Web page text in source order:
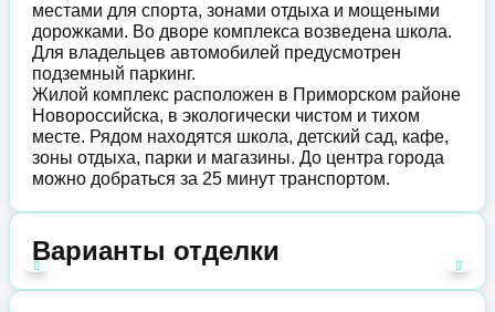
местами для спорта, зонами отдыха и мощеными
дорожками. Во дворе комплекса возведена школа.
Для владельцев автомобилей предусмотрен
подземный паркинг.
Жилой комплекс расположен в Приморском районе
Новороссийска, в экологически чистом и тихом
месте. Рядом находятся школа, детский сад, кафе,
зоны отдыха, парки и магазины. До центра города
можно добраться за 25 минут транспортом.
Варианты отделки